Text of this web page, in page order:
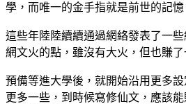
學，而唯一的金手指就是前世的記憶
這些年陸陸續續通過網絡發表了一
網文火的點，雖沒有大火，但也賺
預備等進大學後，就開始沿用更多
更多一些，到時候寫修仙文，應該